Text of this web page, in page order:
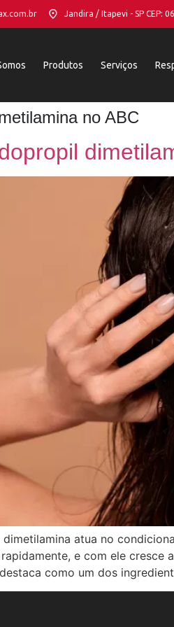
Jandira / Itapevi - SP CEP:
Produtos Serviços
no ABC
atua no
e com ele cresce
como um dos